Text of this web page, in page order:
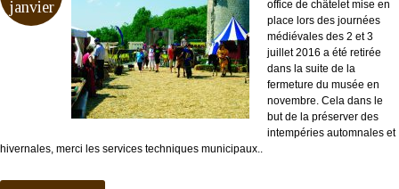
janvier
office de châtelet mise en
place lors des journées
médiévales des 2 et 3
juillet 2016 a été retirée
dans la suite de la
fermeture du musée en
novembre. Cela dans le
but de la préserver des
intempéries automnales et
hivernales, merci les services techniques municipaux..